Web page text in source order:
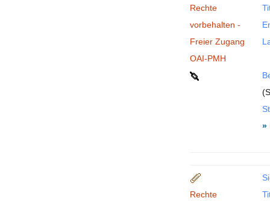
Rechte
vorbehalten -
Freier Zugang
OAI-PMH
»
Rechte